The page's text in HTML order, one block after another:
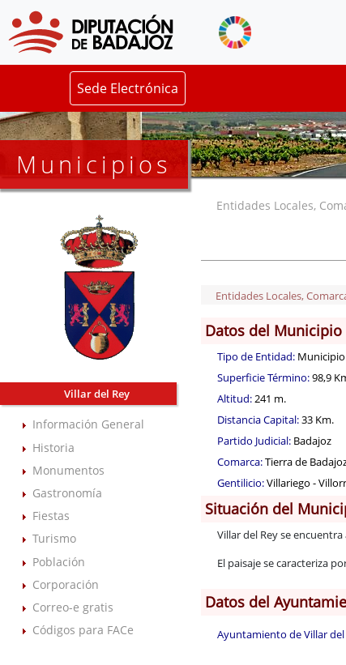
Sede Electrónica
Municipios
Villar del Rey
Información General
Historia
Monumentos
Gastronomía
Fiestas
Turismo
Población
Corporación
Correo-e gratis
Códigos para FACe
Entidades Locales,
Entidades Locales,
Datos del Municipio
Tipo de Entidad: Municipio
Superficie Término:98,9
Altitud:241 m.
Distancia Capital:33 Km.
Partido Judicial: Badajoz
Comarca:Tierra de
Gentilicio:Villariego -
Situación del
Villar del Rey se
El paisaje se caracteriza
Datos del
Ayuntamiento de Villar del